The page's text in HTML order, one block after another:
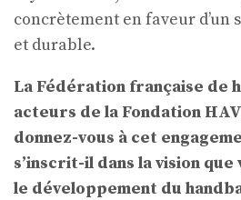
concrètement en faveur d’un
et durable.
La Fédération française de
acteurs de la Fondation
donnez-vous à cet
s’inscrit-il dans la vision
le développement du